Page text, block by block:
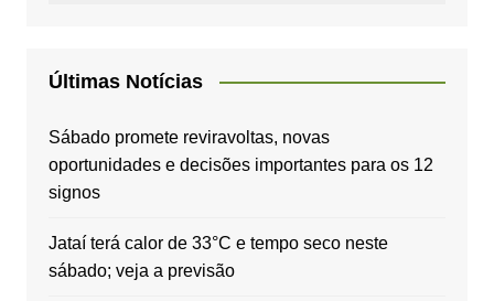
Últimas Notícias
Sábado promete reviravoltas, novas
oportunidades e decisões importantes para os 12
signos
Jataí terá calor de 33°C e tempo seco neste
sábado; veja a previsão